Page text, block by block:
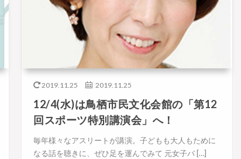
2019.11.25 2019.11.25
12/4(水)は鳥栖市民文化会館の「第12
回スポーツ特別講演会」へ！
毎年様々なアスリートが講演。子どもも大人もために
なる話を聴きに、ぜひ足を運んでみて 元女子バ […]